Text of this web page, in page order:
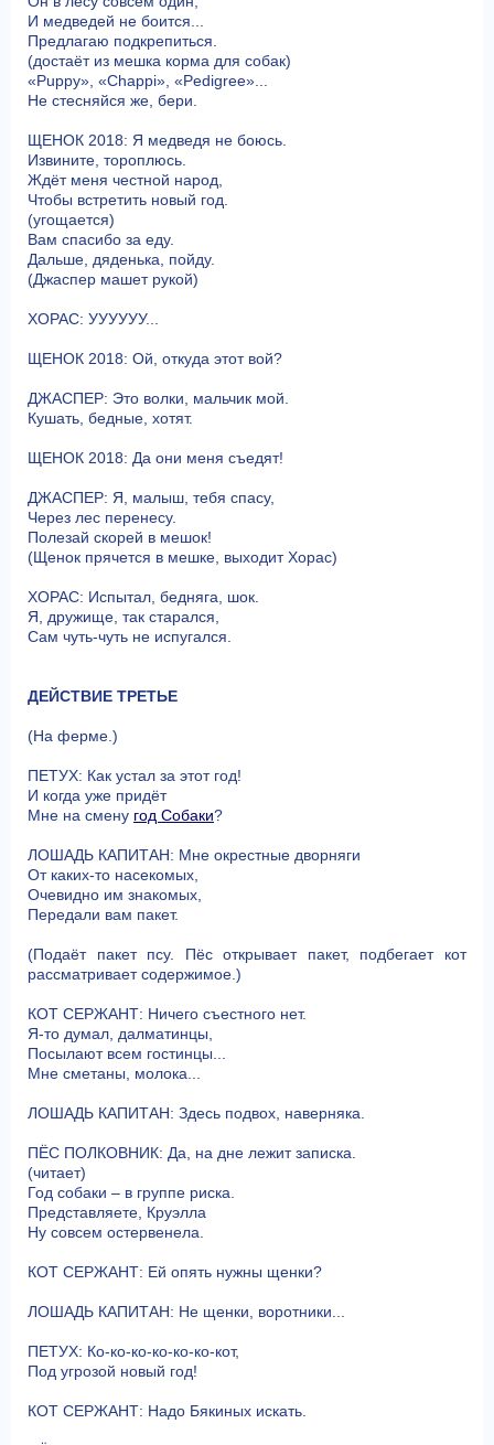
И медведей не боится...
Предлагаю подкрепиться.
(достаёт из мешка корма для собак)
«Puppy», «Chappi», «Pedigree»...
Не стесняйся же, бери.
ЩЕНОК 2018: Я медведя не боюсь.
Извините, тороплюсь.
Ждёт меня честной народ,
Чтобы встретить новый год.
(угощается)
Вам спасибо за еду.
Дальше, дяденька, пойду.
(Джаспер машет рукой)
ХОРАС: УУУУУУ...
ЩЕНОК 2018: Ой, откуда этот вой?
ДЖАСПЕР: Это волки, мальчик мой.
Кушать, бедные, хотят.
ЩЕНОК 2018: Да они меня съедят!
ДЖАСПЕР: Я, малыш, тебя спасу,
Через лес перенесу.
Полезай скорей в мешок!
(Щенок прячется в мешке, выходит Хорас)
ХОРАС: Испытал, бедняга, шок.
Я, дружище, так старался,
Сам чуть-чуть не испугался.
ДЕЙСТВИЕ ТРЕТЬЕ
(На ферме.)
ПЕТУХ: Как устал за этот год!
И когда уже придёт
Мне на смену год Собаки?
ЛОШАДЬ КАПИТАН: Мне окрестные дворняги
От каких-то насекомых,
Очевидно им знакомых,
Передали вам пакет.
(Подаёт пакет псу. Пёс открывает пакет, подбегает кот
рассматривает содержимое.)
КОТ СЕРЖАНТ: Ничего съестного нет.
Я-то думал, далматинцы,
Посылают всем гостинцы...
Мне сметаны, молока...
ЛОШАДЬ КАПИТАН: Здесь подвох, наверняка.
ПЁС ПОЛКОВНИК: Да, на дне лежит записка.
(читает)
Год собаки – в группе риска.
Представляете, Круэлла
Ну совсем остервенела.
КОТ СЕРЖАНТ: Ей опять нужны щенки?
ЛОШАДЬ КАПИТАН: Не щенки, воротники...
ПЕТУХ: Ко-ко-ко-ко-ко-ко-кот,
Под угрозой новый год!
КОТ СЕРЖАНТ: Надо Бякиных искать.